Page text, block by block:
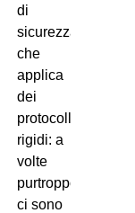
di
sicurezza
che
applica
dei
protocolli
rigidi: a
volte
purtroppo
ci sono